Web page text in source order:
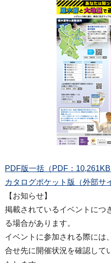
PDF版一括（PDF：10,261KB
カタログポケット版（外部サ
【お知らせ】
掲載されているイベントにつ
る場合があります。
イベントに参加される際には
合せ先に開催状況を確認して